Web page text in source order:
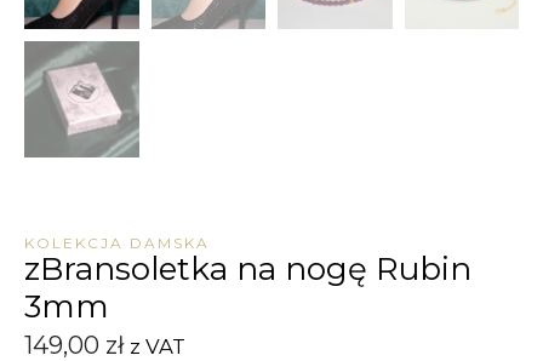
KOLEKCJA DAMSKA
zBransoletka na nogę Rubin
3mm
149,00 zł z VAT